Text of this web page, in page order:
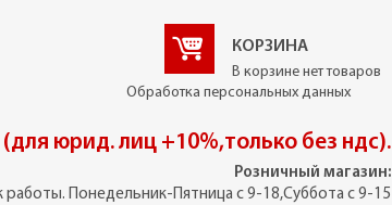
КОРЗИНА
В корзине нет товаров
Обработка персональных данных
(для юрид. лиц +10%,только без ндс).
Розничный магазин:
работы. Понедельник-Пятница с 9-18,Суббота с 9-15